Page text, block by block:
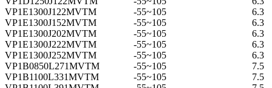
VP1E1300J122MVTM
-55~105
6.3
VP1E1300J152MVTM
-55~105
6.3
VP1E1300J202MVTM
-55~105
6.3
VP1E1300J222MVTM
-55~105
6.3
VP1E1300J252MVTM
-55~105
6.3
VP1B0850L271MVTM
-55~105
7.5
VP1B1100L331MVTM
-55~105
7.5